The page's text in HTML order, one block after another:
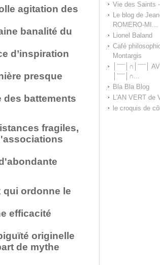
Vie des Saints
Le blog de
ROMERO-MI...
Lionel Baland
Café
Montargis
│ˉˉˉˉ│∩│ˉˉˉˉ│
│ˉˉˉˉ│∩...
Bla Bla Blog
L'AN VERT de
le croquis de
agitation des
banalité du
d’inspiration
presque
battements
fragiles,
qui ordonne le
efficacité
originelle
de mythe